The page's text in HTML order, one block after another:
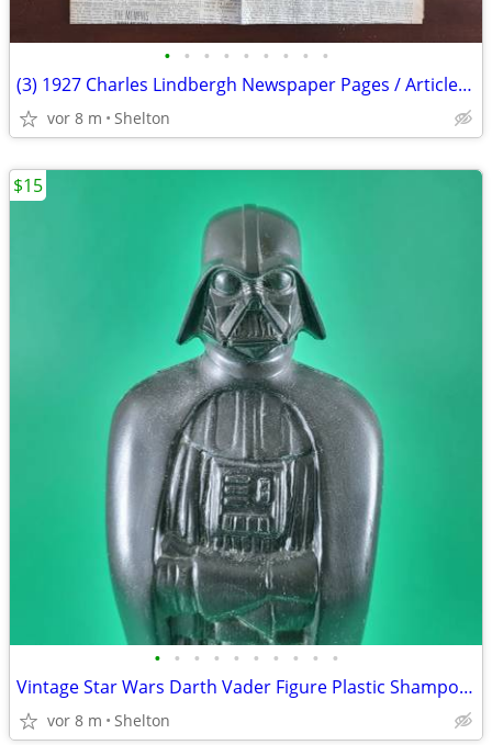
• • • • • • • • •
(3) 1927 Charles Lindbergh Newspaper Pages / Articles Historic Flight
vor 8 m Shelton
• • • • • • • • • •
Vintage Star Wars Darth Vader Figure Plastic Shampoo Bottle 1981
vor 8 m Shelton
$15